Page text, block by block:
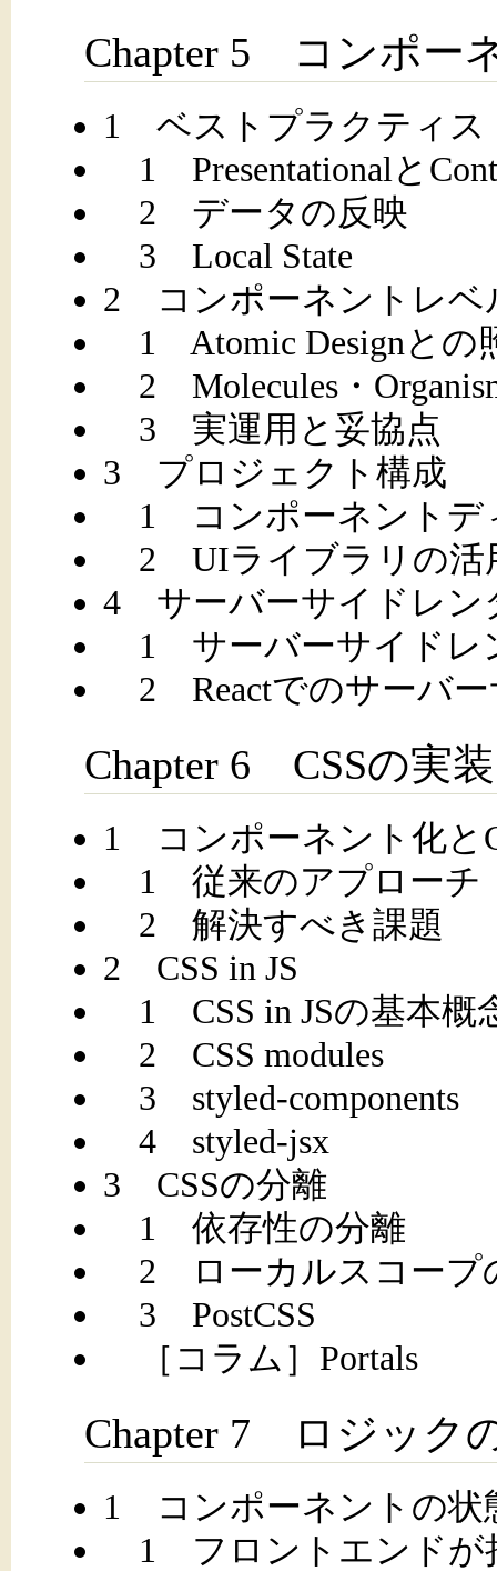
Chapter 5 コンポー
1 ベストプラクティス
1 Presentationalと
2 データの反映
3 Local State
2 コンポーネントレベ
1 Atomic Designとの
2 Molecules・
3 実運用と妥協点
3 プロジェクト構成
1 コンポーネントデ
2 UIライブラリの活
4 サーバーサイドレン
1 サーバーサイドレ
2 Reactでのサーバー
Chapter 6 CSSの実装
1 コンポーネント化と
1 従来のアプローチ
2 解決すべき課題
2 CSS in JS
1 CSS in JSの基本概
2 CSS modules
3 styled-components
4 styled-jsx
3 CSSの分離
1 依存性の分離
2 ローカルスコープ
3 PostCSS
［コラム］Portals
Chapter 7 ロジック
1 コンポーネントの状
1 フロントエンドが